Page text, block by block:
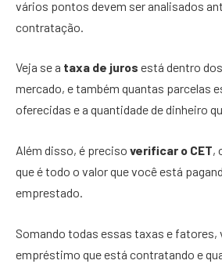
vários pontos devem ser analisados
contratação.
Veja se a taxa de juros está dentro
mercado, e também quantas parcelas
oferecidas e a quantidade de dinheiro
Além disso, é preciso verificar o CET,
que é todo o valor que você está
emprestado.
Somando todas essas taxas e
empréstimo que está contratando e